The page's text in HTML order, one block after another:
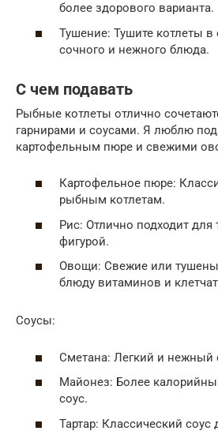
более здорового варианта.
Тушение: Тушите котлеты в
сочного и нежного блюда.
С чем подавать
Рыбные котлеты отлично
гарнирами и соусами. Я люблю
картофельным пюре и свежими
Картофельное пюре:
рыбным котлетам.
Рис: Отлично подходит для
фигурой.
Овощи: Свежие или
блюду витаминов и
Соусы:
Сметана: Легкий и нежный
Майонез: Более
соус.
Тартар: Классический